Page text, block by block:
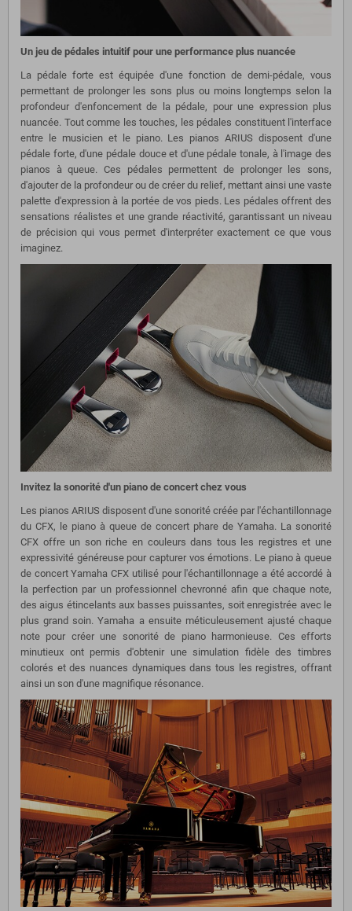
Un jeu de pédales intuitif pour une performance plus nuancée
La pédale forte est équipée d'une fonction de demi-pédale, vous
permettant de prolonger les sons plus ou moins longtemps selon la
profondeur d'enfoncement de la pédale, pour une expression plus
nuancée. Tout comme les touches, les pédales constituent l'interface
entre le musicien et le piano. Les pianos ARIUS disposent d'une
pédale forte, d'une pédale douce et d'une pédale tonale, à l'image des
pianos à queue. Ces pédales permettent de prolonger les sons,
d'ajouter de la profondeur ou de créer du relief, mettant ainsi une vaste
palette d'expression à la portée de vos pieds. Les pédales offrent des
sensations réalistes et une grande réactivité, garantissant un niveau
de précision qui vous permet d'interpréter exactement ce que vous
imaginez.
Invitez la sonorité d'un piano de concert chez vous
Les pianos ARIUS disposent d'une sonorité créée par l'échantillonnage
du CFX, le piano à queue de concert phare de Yamaha. La sonorité
CFX offre un son riche en couleurs dans tous les registres et une
expressivité généreuse pour capturer vos émotions. Le piano à queue
de concert Yamaha CFX utilisé pour l'échantillonnage a été accordé à
la perfection par un professionnel chevronné afin que chaque note,
des aigus étincelants aux basses puissantes, soit enregistrée avec le
plus grand soin. Yamaha a ensuite méticuleusement ajusté chaque
note pour créer une sonorité de piano harmonieuse. Ces efforts
minutieux ont permis d'obtenir une simulation fidèle des timbres
colorés et des nuances dynamiques dans tous les registres, offrant
ainsi un son d'une magnifique résonance.